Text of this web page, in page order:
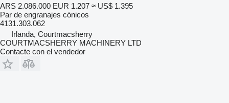
ARS 2.086.000 EUR 1.207 ≈ US$ 1.395
Par de engranajes cónicos
4131.303.062
Irlanda, Courtmacsherry
COURTMACSHERRY MACHINERY LTD
Contacte con el vendedor